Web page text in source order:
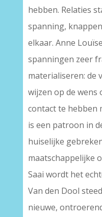
hebben. Relaties
spanning,
elkaar. Anne
spanningen zeer
materialiseren: de
wijzen op de wens
contact te hebben
is een patroon in
huiselijke
maatschappelijke
Saai wordt het
Van den Dool
nieuwe,